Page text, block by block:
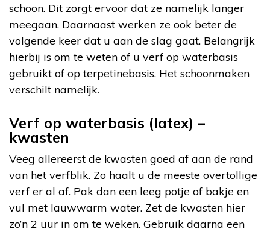
schoon. Dit zorgt ervoor dat ze namelijk langer
meegaan. Daarnaast werken ze ook beter de
volgende keer dat u aan de slag gaat. Belangrijk
hierbij is om te weten of u verf op waterbasis
gebruikt of op terpetinebasis. Het schoonmaken
verschilt namelijk.
Verf op waterbasis (latex) –
kwasten
Veeg allereerst de kwasten goed af aan de rand
van het verfblik. Zo haalt u de meeste overtollige
verf er al af. Pak dan een leeg potje of bakje en
vul met lauwwarm water. Zet de kwasten hier
zo’n 2 uur in om te weken. Gebruik daarna een